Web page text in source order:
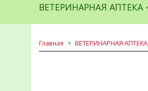
ВЕТЕРИНАРНАЯ АПТЕКА
Главная ВЕТЕРИНАРНАЯ АПТЕКА